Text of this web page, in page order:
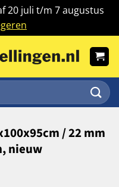
20 juli t/m 7 augustus
/ 22 mm
nieuw